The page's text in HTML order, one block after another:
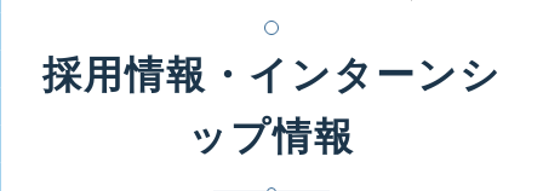
採用情報・インターンシ
ップ情報